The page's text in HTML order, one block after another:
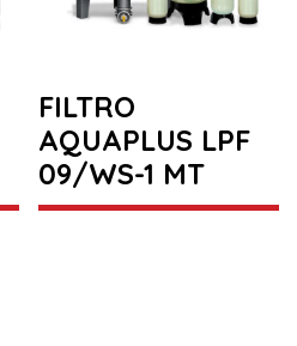
FILTRO
AQUAPLUS LPF
09/WS-1 MT